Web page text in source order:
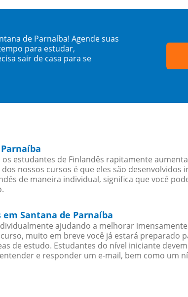
de Parnaíba! Agende suas
para estudar,
sair de casa para se
estudantes de Finlandês rapitamente
nossos cursos é que eles são
de maneira individual, significa que você
Santana de Parnaíba
ajudando a melhorar
muito em breve você já estará preparado
de estudo. Estudantes do nível iniciante
e responder um e-mail, bem como um